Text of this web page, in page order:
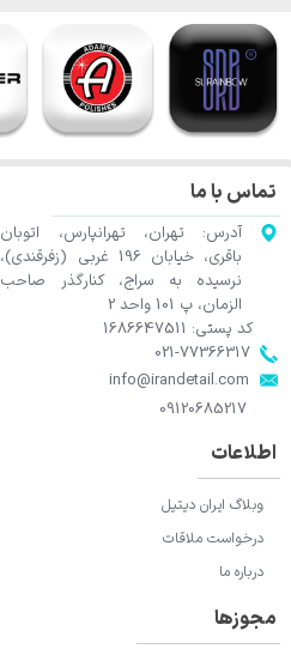
تماس با ما
آدرس: تهران، تهرانپارس، اتوبان
باقری، خیابان 196 غربی (زفرقندی)،
نرسیده به سراج، کنارگذر صاحب
الزمان، پ 101 واحد 2
​​​​​​​info@irandetail.com
021-77366317​​​​​​​​​​​​​​​​​​​​​
​​​​​​​09120685217​​​​​​​
کد پستی: 1686647511
اطلاعات
وبلاگ ایران دیتیل
درخواست ملاقات
درباره ما
مجوزها